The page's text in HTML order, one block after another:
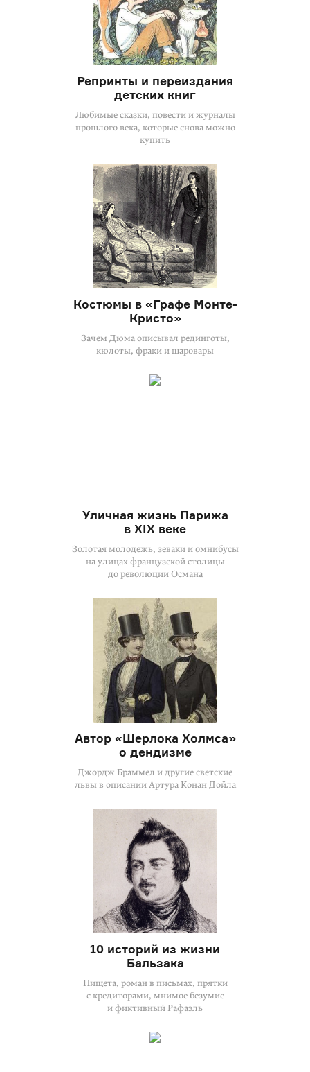
Репринты и переиздания
детских книг
Любимые сказки, повести и журналы
прошлого века, которые снова можно
купить
Костюмы в «Графе Монте-
Кристо»
Зачем Дюма описывал рединготы,
кюлоты, фраки и шаровары
Уличная жизнь Парижа
в XIX веке
Золотая молодежь, зеваки и омнибусы
на улицах французской столицы
до революции Османа
Автор «Шерлока Холмса»
о дендизме
Джордж Браммел и другие светские
львы в описании Артура Конан Дойла
10 историй из жизни
Бальзака
Нищета, роман в письмах, прятки
с кредиторами, мнимое безумие
и фиктивный Рафаэль